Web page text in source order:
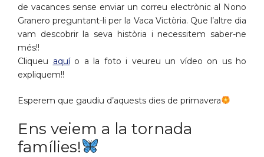
de vacances sense enviar un correu electrònic al Nono
Granero preguntant-li per la Vaca Victòria. Que l’altre dia
vam descobrir la seva història i necessitem saber-ne
més!!
Cliqueu aquío a la foto i veureu un vídeo on us ho
expliquem!!
Esperem que gaudiu d’aquests dies de primavera
Ens veiem a la tornada
famílies!